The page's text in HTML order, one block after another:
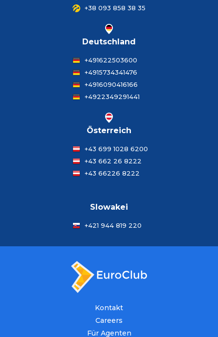
+38 093 858 38 35
Deutschland
+491622503600
+4915734341476
+4916090416166
+4922349291441
Österreich
+43 699 1028 6200
+43 662 26 8222
+43 66226 8222
Slowakei
+421 944 819 220
Kontakt
Careers
Für Agenten